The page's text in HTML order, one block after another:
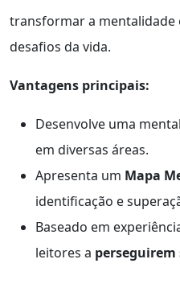
transformar a mentalidade
desafios da vida.
Vantagens principais:
Desenvolve uma
em diversas áreas.
Apresenta um Mapa
identificação e
Baseado em
leitores a perseguirem